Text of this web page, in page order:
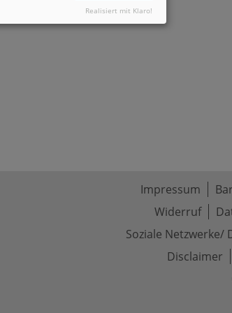
Impressum
Widerruf
Soziale Netzwerke/
Disclaimer
Realisiert mit Klaro!